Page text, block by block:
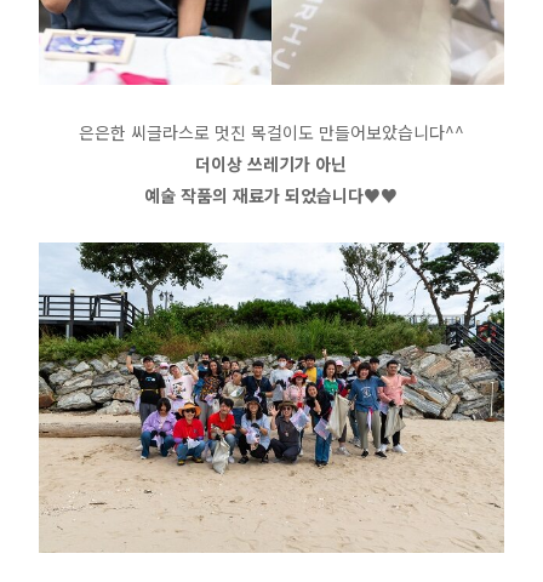
은은한 씨글라스로 멋진 목걸이도 만들어보았습니다^^
더이상 쓰레기가 아닌
예술 작품의 재료가 되었습니다♥♥